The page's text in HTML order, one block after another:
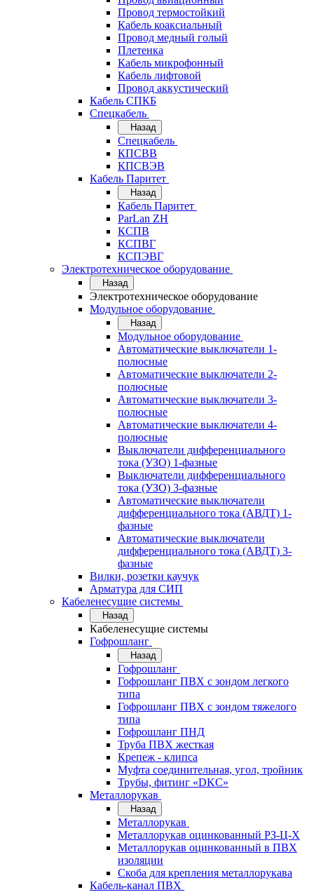
Провод термостойкий
Кабель коаксиальный
Провод медный голый
Плетенка
Кабель микрофонный
Кабель лифтовой
Провод аккустический
Кабель СПКБ
Спецкабель
Назад
Спецкабель
КПСВВ
КПСВЭВ
Кабель Паритет
Назад
Кабель Паритет
ParLan ZH
КСПВ
КСПВГ
КСПЭВГ
Электротехническое оборудование
Назад
Электротехническое оборудование
Модульное оборудование
Назад
Модульное оборудование
Автоматические выключатели 1-
полюсные
Автоматические выключатели 2-
полюсные
Автоматические выключатели 3-
полюсные
Автоматические выключатели 4-
полюсные
Выключатели дифференциального
тока (УЗО) 1-фазные
Выключатели дифференциального
тока (УЗО) 3-фазные
Автоматические выключатели
дифференциального тока (АВДТ) 1-
фазные
Автоматические выключатели
дифференциального тока (АВДТ) 3-
фазные
Вилки, розетки каучук
Арматура для СИП
Кабеленесущие системы
Назад
Кабеленесущие системы
Гофрошланг
Назад
Гофрошланг
Гофрошланг ПВХ с зондом легкого
типа
Гофрошланг ПВХ с зондом тяжелого
типа
Гофрошланг ПНД
Труба ПВХ жесткая
Крепеж - клипса
Муфта соединительная, угол, тройник
Трубы, фитинг «DKC»
Металлорукав
Назад
Металлорукав
Металлорукав оцинкованный РЗ-Ц-Х
Металлорукав оцинкованный в ПВХ
изоляции
Скоба для крепления металлорукава
Кабель-канал ПВХ